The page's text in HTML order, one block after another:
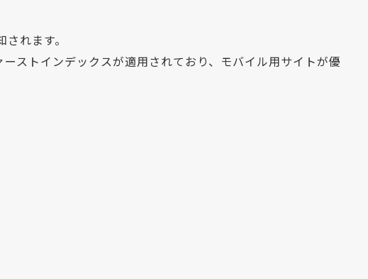
れます。
ストインデックスが適用されており、モバイル用サイトが優